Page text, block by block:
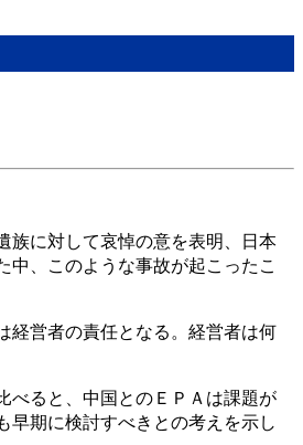
族に対して哀悼の意を表明、日本
、このような事故が起こったこ
経営者の責任となる。経営者は何
べると、中国とのＥＰＡは課題が
早期に検討すべきとの考えを示し